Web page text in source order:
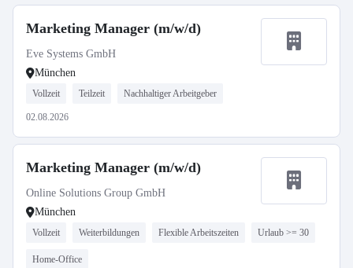
Marketing Manager (m/w/d)
Eve Systems GmbH
München
Vollzeit Teilzeit Nachhaltiger Arbeitgeber
02.08.2026
Marketing Manager (m/w/d)
Online Solutions Group GmbH
München
Vollzeit Weiterbildungen Flexible Arbeitszeiten Urlaub >= 30
Home-Office